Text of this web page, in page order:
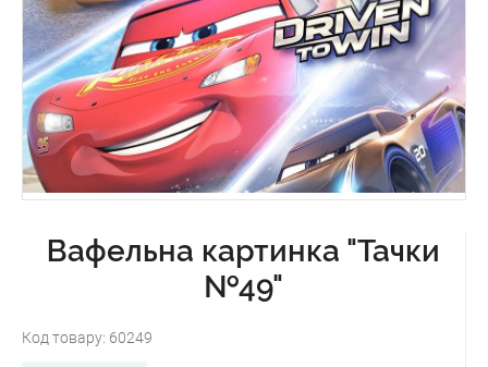
Вафельна картинка "Тачки
№49"
Код товару: 60249